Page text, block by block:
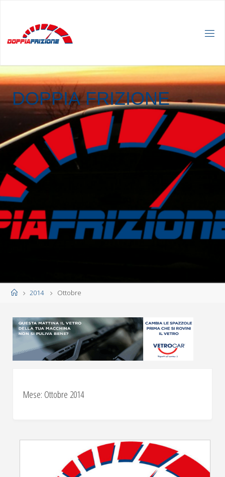
DOPPIA FRIZIONE
Home2014 Ottobre
Mese: Ottobre 2014